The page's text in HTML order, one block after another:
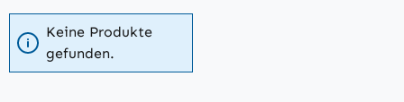
Keine Produkte
gefunden.